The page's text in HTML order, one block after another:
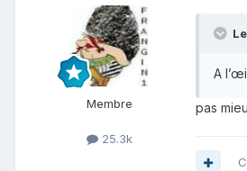
Membre
25.3k
A
pas